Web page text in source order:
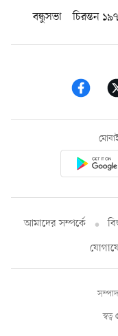
বন্ধুসভা
চিরন্তন
আমাদের সম্পর্কে